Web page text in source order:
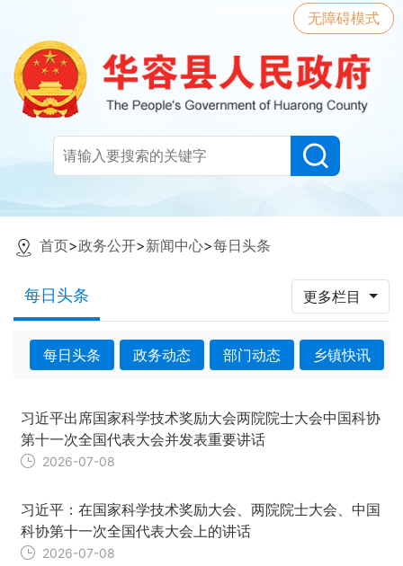
无障碍模式
首页>政务公开>新闻中心>每日头条
每日头条 更多栏目
每日头条 政务动态 部门动态 乡镇快讯
习近平出席国家科学技术奖励大会两院院士大会中国科协
第十一次全国代表大会并发表重要讲话
2026-07-08
习近平：在国家科学技术奖励大会、两院院士大会、中国
科协第十一次全国代表大会上的讲话
2026-07-08